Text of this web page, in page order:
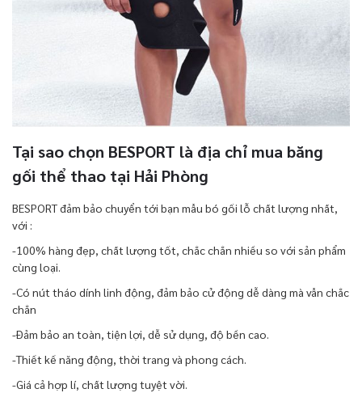
Tại sao chọn BESPORT là địa chỉ mua băng
gối thể thao tại Hải Phòng
BESPORT đảm bảo chuyển tới bạn mẫu bó gối lỗ chất lượng nhất,
với :
-100% hàng đẹp, chất lượng tốt, chắc chắn nhiều so với sản phẩm
cùng loại.
-Có nút tháo dính linh động, đảm bảo cử động dễ dàng mà vẫn chắc
chắn
-Đảm bảo an toàn, tiện lợi, dễ sử dụng, độ bền cao.
-Thiết kế năng động, thời trang và phong cách.
-Giá cả hợp lí, chất lượng tuyệt vời.